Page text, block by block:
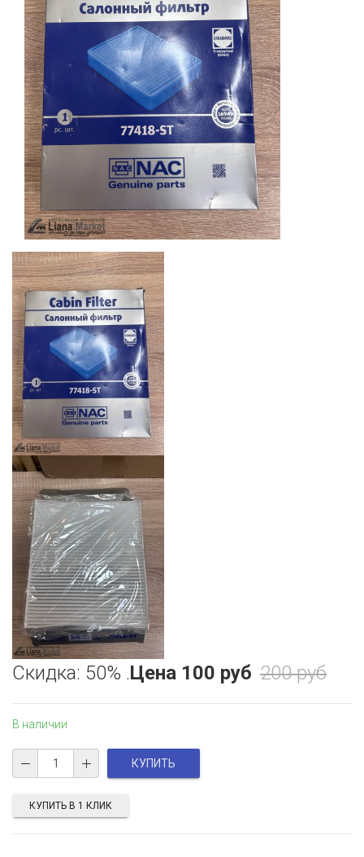
200 руб
Цена 100 руб
Скидка: 50% .
В наличии
КУПИТЬ В 1 КЛИК